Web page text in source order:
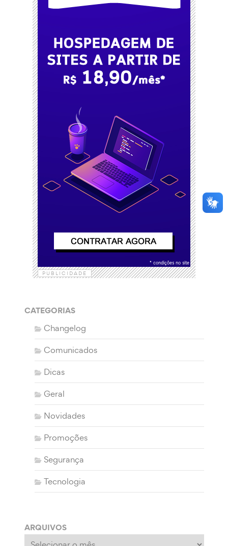
PUBLICIDADE
CATEGORIAS
Changelog
Comunicados
Dicas
Geral
Novidades
Promoções
Segurança
Tecnologia
ARQUIVOS
Arquivos